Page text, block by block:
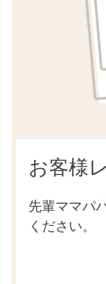
お客様
先輩ママパ
ください。